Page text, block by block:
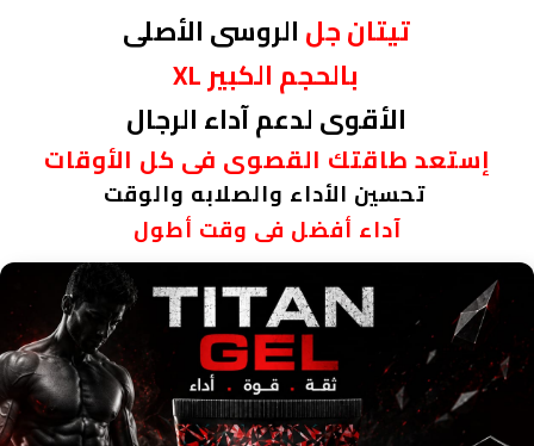
تيتان جلالروسى الأصلى
بالحجم الكبيرXL
الأقوى لدعم آداء الرجال
إستعد طاقتك القصوى فى كل الأوقات
تحسين الأداء والصلابه والوقت
آداء أفضل فى وقت أطول